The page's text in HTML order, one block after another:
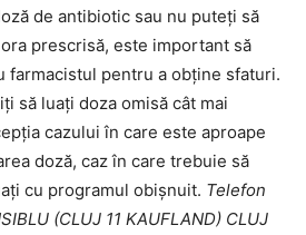
de antibiotic sau nu puteți să
prescrisă, este important să
farmacistul pentru a obține sfaturi.
să luați doza omisă cât mai
cazului în care este aproape
doză, caz în care trebuie să
cu programul obișnuit. Telefon
(CLUJ 11 KAUFLAND) CLUJ